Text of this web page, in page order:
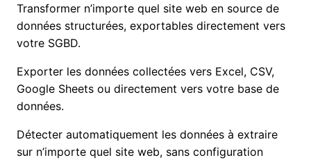
Transformer n’importe quel site web en source de
données structurées, exportables directement vers
votre SGBD.
Exporter les données collectées vers Excel, CSV,
Google Sheets ou directement vers votre base de
données.
Détecter automatiquement les données à extraire
sur n’importe quel site web, sans configuration